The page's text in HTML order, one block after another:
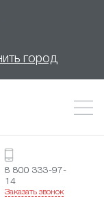
город
8 800 333-97-
14
Заказать звонок